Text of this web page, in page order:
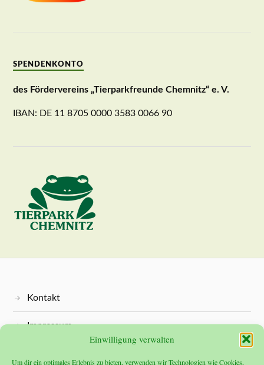
Einwilligung verwalten
Um dir ein optimales Erlebnis zu bieten, verwenden wir Technologien wie Cookies,
SPENDENKONTO
des Fördervereins „Tierparkfreunde Chemnitz“ e. V.
IBAN: DE 11 8705 0000 3583 0066 90
Kontakt
Impressum